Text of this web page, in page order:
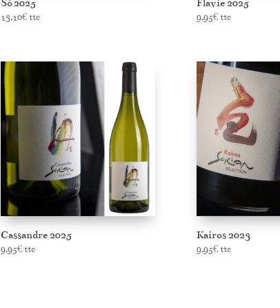
Só 2025
13,10€ttc
Flavie 2025
9,95€ ttc
Cassandre 2025
9,95€ttc
Kairos 2023
9,95€ ttc